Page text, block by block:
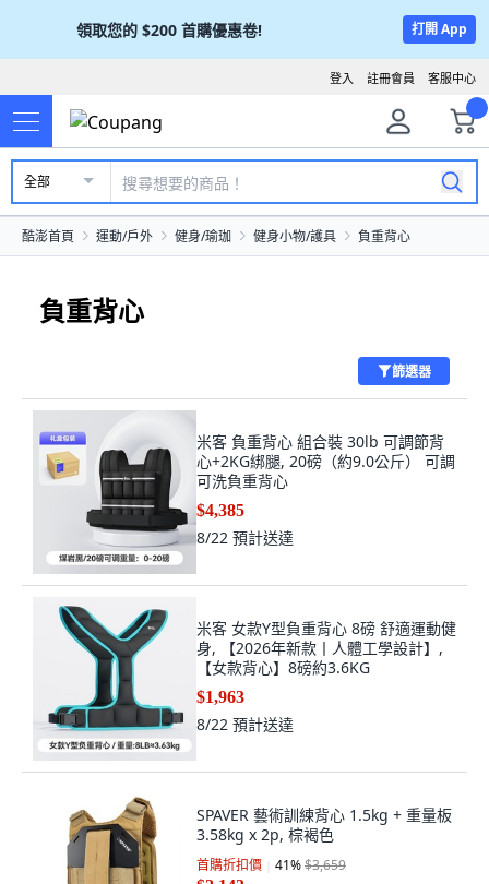
領取您的 $200 首購優惠卷! 打開 App
客服中心
註冊會員
登入
全部
酷澎首頁 運動/戶外 健身/瑜珈 健身小物/護具 負重背心
負重背心
篩選器
米客 負重背心 組合裝 30lb 可調節背
心+2KG綁腿, 20磅（約9.0公斤） 可調
可洗負重背心
$4,385
8/22 預計送達
米客 女款Y型負重背心 8磅 舒適運動健
身, 【2026年新款丨人體工學設計】,
【女款背心】8磅約3.6KG
$1,963
8/22 預計送達
SPAVER 藝術訓練背心 1.5kg + 重量板
3.58kg x 2p, 棕褐色
首購折扣價 41%$3,659